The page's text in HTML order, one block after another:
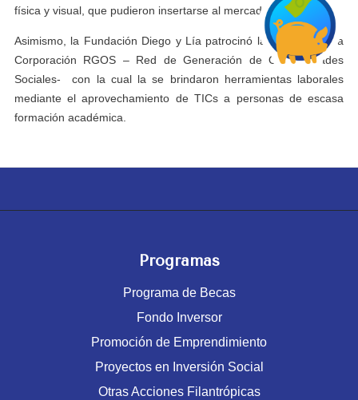
física y visual, que pudieron insertarse al mercado laboral.
Asimismo, la Fundación Diego y Lía patrocinó la iniciativa de la
Corporación RGOS – Red de Generación de Oportunidades
Sociales- con la cual la se brindaron herramientas laborales
mediante el aprovechamiento de TICs a personas de escasa
formación académica.
Programas
Programa de Becas
Fondo Inversor
Promoción de Emprendimiento
Proyectos en Inversión Social
Otras Acciones Filantrópicas